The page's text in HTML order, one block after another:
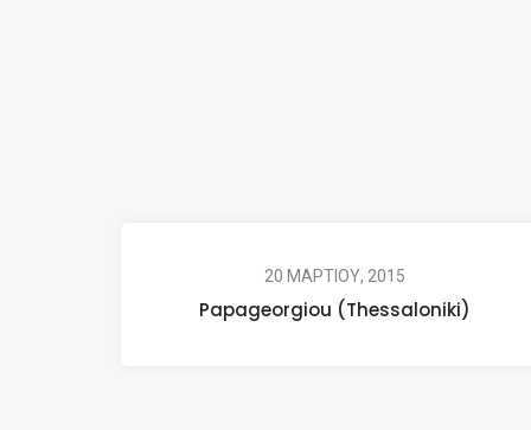
20 ΜΑΡΤΙΟΥ, 2015
Papageorgiou (Thessaloniki)